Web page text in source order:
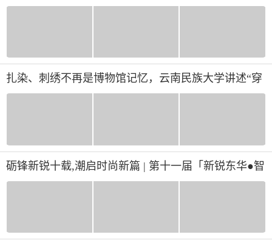
揭晓
扎染、刺绣不再是博物馆记忆，云南民族大学讲述“穿
在身上的文化自信”
砺锋新锐十载,潮启时尚新篇 | 第十一届「新锐东华●智
赋新语」AW2026上海时装周大秀震撼登场